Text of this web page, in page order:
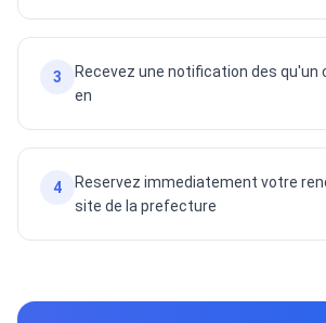
3
Recevez une notification des qu'un
en
4
Reservez immediatement votre
site de la prefecture